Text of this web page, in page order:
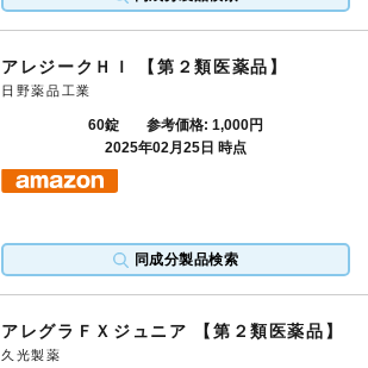
同成分製品検索
アレジークＨＩ 【第２類医薬品】
日野薬品工業
60錠
参考価格: 1,000円
2025年02月25日 時点
アレグラＦＸジュニア 【第２類医薬品】
久光製薬